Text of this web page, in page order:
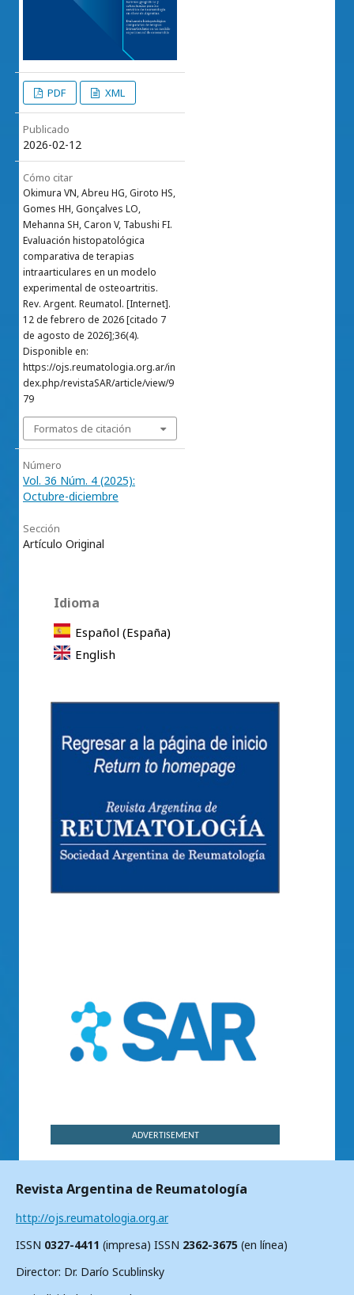
PDF XML
Publicado
2026-02-12
Cómo citar
Okimura VN, Abreu HG, Giroto HS,
Gomes HH, Gonçalves LO,
Mehanna SH, Caron V, Tabushi FI.
Evaluación histopatológica
comparativa de terapias
intraarticulares en un modelo
experimental de osteoartritis.
Rev. Argent. Reumatol. [Internet].
12 de febrero de 2026 [citado 7
de agosto de 2026];36(4).
Disponible en:
https://ojs.reumatologia.org.ar/in
dex.php/revistaSAR/article/view/9
79
Formatos de citación
Número
Vol. 36 Núm. 4 (2025):
Octubre-diciembre
Sección
Artículo Original
Idioma
Español (España)
English
ADVERTISEMENT
Revista Argentina de Reumatología
http://ojs.reumatologia.org.ar
ISSN 0327-4411 (impresa) ISSN 2362-3675 (en línea)
Director: Dr. Darío Scublinsky